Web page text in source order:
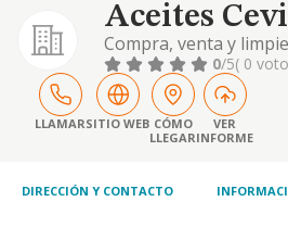
Aceites
Compra, venta y
molturación,
aceite de oliva y otros
comercialización de los
derivados cnae 1043.
alquiler de fincas
todas las activ
0/5( 0
LLAMARSITIO WEB CÓMO
LLEGAR
VER
INFORME
DIRECCIÓN Y CONTACTO